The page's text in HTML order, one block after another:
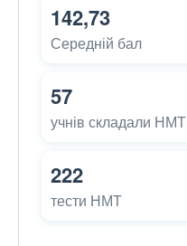
142,73
Середній бал
57
учнів складали НМТ
222
тести НМТ